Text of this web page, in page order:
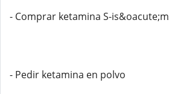
- Comprar ketamina S-
- Pedir ketamina en polvo